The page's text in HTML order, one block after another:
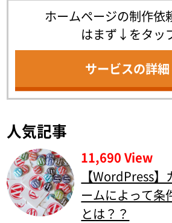
ホームページの制作依
はまず↓をタッ
サービスの詳細
人気記事
11,690 View
【WordPress
ームによって条
とは？？